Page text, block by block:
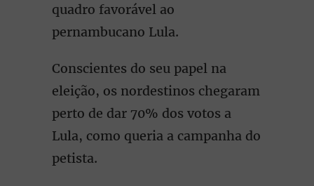
quadro favorável ao
pernambucano Lula.
Conscientes do seu papel na
eleição, os nordestinos chegaram
perto de dar 70% dos votos a
Lula, como queria a campanha do
petista.